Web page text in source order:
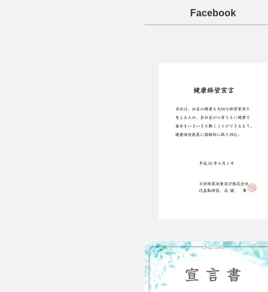
Facebook